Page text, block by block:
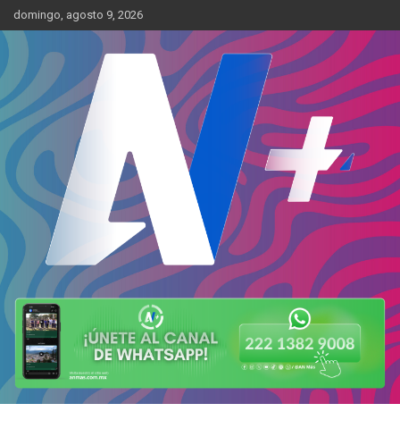
Skip
to
content
domingo, agosto 9, 2026
AN Más
Más cerca de ti